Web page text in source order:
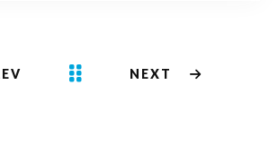
NEXT